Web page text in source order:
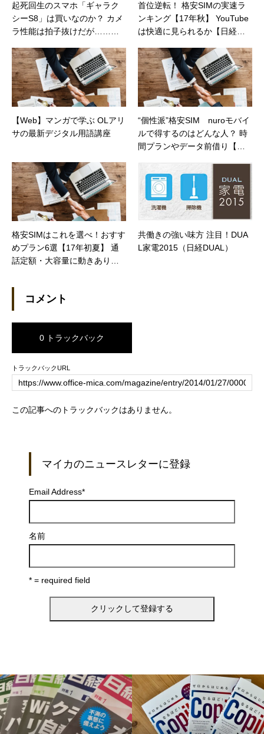
起死回生のスマホ「ギャラク
シーS8」は買いなのか？ カメ
ラ性能は拍子抜けだが……
首位逆転！ 格安SIMの実速ラ
ンキング【17年秋】 YouTube
は快適に見られるか【日経ト
【Web】マンガで学ぶ OLアリ
サの最新デジタル用語講座
“個性派”格安SIM nuroモバイ
ルで得するのはどんな人？ 時
間プランやデータ前借り【日
格安SIMはこれを選べ！おすす
めプラン6選【17年初夏】 通
話定額・大容量に動きあり
共働きの強い味方 注目！DUA
L家電2015（日経DUAL）
コメント
0 トラックバック
トラックバックURL
この記事へのトラックバックはありません。
マイカのニュースレターに登録
Email Address*
名前
* = required field